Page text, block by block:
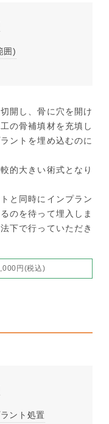
囲)
開し、骨に穴を開け
の骨補填材を充填し
ントを埋め込むのに
的大きい術式となり
と同時にインプラン
のを待って埋入しま
下で行っていただき
円(税込)
ント処置